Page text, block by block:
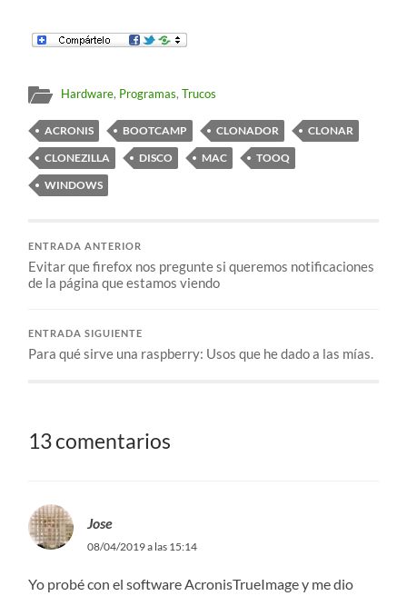
Hardware, Programas,Trucos
ACRONIS BOOTCAMP CLONADOR
CLONAR
CLONEZILLA
DISCO MAC
TOOQ
WINDOWS
ENTRADA ANTERIOR
Evitar que firefox nos pregunte si queremos notificaciones
de la página que estamos viendo
ENTRADA SIGUIENTE
Para qué sirve una raspberry: Usos que he dado a las mías.
13 comentarios
Jose
08/04/2019 a las 15:14
Yo probé con el software AcronisTrueImage y me dio